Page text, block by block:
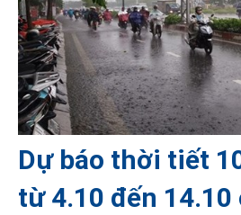
Dự báo thời tiết
từ 4.10 đến 14.10